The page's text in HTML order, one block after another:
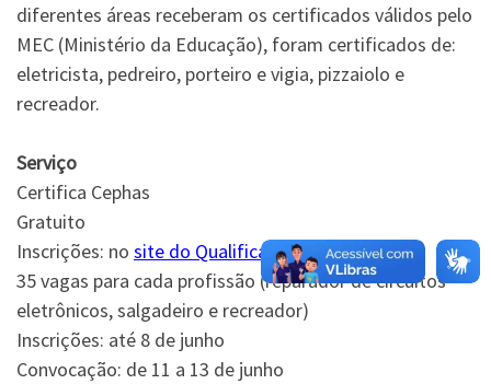
diferentes áreas receberam os certificados válidos pelo
MEC (Ministério da Educação), foram certificados de:
eletricista, pedreiro, porteiro e vigia, pizzaiolo e
recreador.
Serviço
Certifica Cephas
Gratuito
Inscrições: no site do Qualifica
35 vagas para cada profissão (reparador de circuitos
eletrônicos, salgadeiro e recreador)
Inscrições: até 8 de junho
Convocação: de 11 a 13 de junho